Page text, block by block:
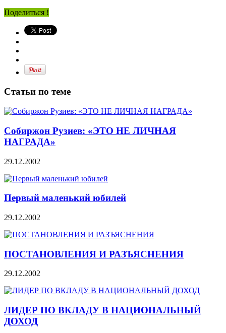
Поделиться !
Статьи по теме
Собиржон Рузиев: «ЭТО НЕ ЛИЧНАЯ
НАГРАДА»
29.12.2002
Первый маленький юбилей
29.12.2002
ПОСТАНОВЛЕНИЯ И РАЗЪЯСНЕНИЯ
29.12.2002
ЛИДЕР ПО ВКЛАДУ В НАЦИОНАЛЬНЫЙ
ДОХОД